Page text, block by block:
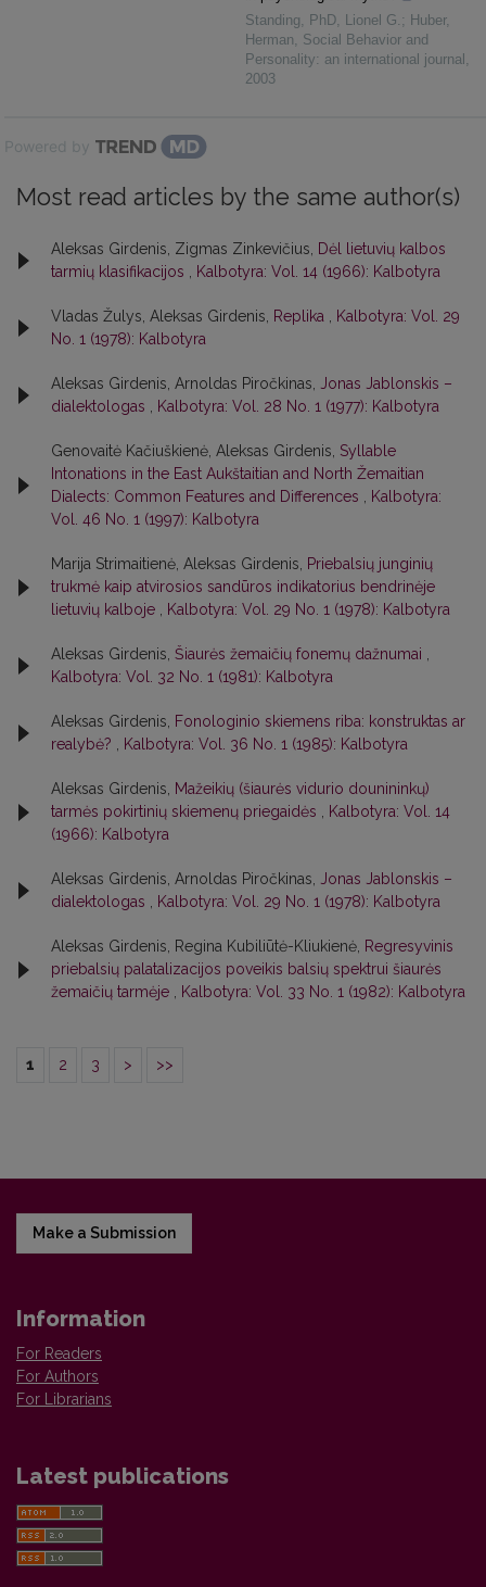
Standing, PhD, Lionel G.; Huber,
Herman, Social Behavior and
Personality: an international journal ,
2003
Powered by
Most read articles by the same author(s)
Aleksas Girdenis, Zigmas Zinkevičius,
Dėl lietuvių kalbos
tarmių klasifikacijos
Kalbotyra: Vol. 14 (1966): Kalbotyra
Vladas Žulys, Aleksas Girdenis, Replika
Kalbotyra: Vol. 29
No. 1 (1978): Kalbotyra
Aleksas Girdenis, Arnoldas Piročkinas,
Jonas Jablonskis –
dialektologas
Kalbotyra: Vol. 28 No. 1 (1977): Kalbotyra
Genovaitė Kačiuškienė, Aleksas Girdenis, Syllable
Intonations in the East Aukštaitian and North Žemaitian
Dialects: Common Features and Differences
Kalbotyra:
Vol. 46 No. 1 (1997): Kalbotyra
Marija Strimaitienė, Aleksas Girdenis,
Priebalsių junginių
trukmė kaip atvirosios sandūros indikatorius bendrinėje
lietuvių kalboje
Kalbotyra: Vol. 29 No. 1 (1978): Kalbotyra
Aleksas Girdenis, Šiaurės žemaičių fonemų dažnumai
Kalbotyra: Vol. 32 No. 1 (1981): Kalbotyra
Aleksas Girdenis,
Fonologinio skiemens riba: konstruktas ar
realybė?
Kalbotyra: Vol. 36 No. 1 (1985): Kalbotyra
Aleksas Girdenis,
Mažeikių (šiaurės vidurio dounininkų)
tarmės pokirtinių skiemenų priegaidės
Kalbotyra: Vol. 14
(1966): Kalbotyra
Aleksas Girdenis, Arnoldas Piročkinas,
Jonas Jablonskis –
dialektologas
Kalbotyra: Vol. 29 No. 1 (1978): Kalbotyra
Aleksas Girdenis, Regina Kubiliūtė-Kliukienė, Regresyvinis
priebalsių palatalizacijos poveikis balsių spektrui šiaurės
žemaičių tarmėje
Kalbotyra: Vol. 33 No. 1 (1982): Kalbotyra
1 2 3 > >>
Make a Submission
Information
For Readers
For Authors
For Librarians
Latest publications